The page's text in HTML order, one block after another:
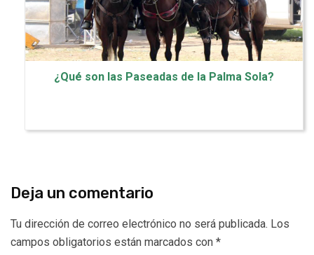
¿Qué son las Paseadas de la Palma Sola?
Deja un comentario
Tu dirección de correo electrónico no será publicada. Los
campos obligatorios están marcados con *